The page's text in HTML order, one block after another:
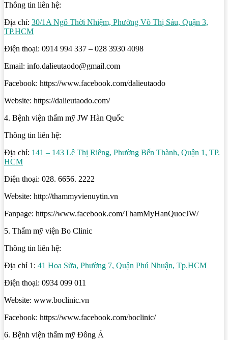
Thông tin liên hệ:
Địa chỉ: 30/1A Ngô Thời Nhiệm, Phường Võ Thị Sáu, Quận 3,
TP.HCM
Điện thoại: 0914 994 337 – 028 3930 4098
Email: info.dalieutaodo@gmail.com
Facebook: https://www.facebook.com/dalieutaodo
Website: https://dalieutaodo.com/
4. Bệnh viện thẩm mỹ JW Hàn Quốc
Thông tin liên hệ:
Địa chỉ: 141 – 143 Lê Thị Riêng, Phường Bến Thành, Quận 1, TP.
HCM
Điện thoại: 028. 6656. 2222
Website: http://thammyvienuytin.vn
Fanpage: https://www.facebook.com/ThamMyHanQuocJW/
5. Thẩm mỹ viện Bo Clinic
Thông tin liên hệ:
Địa chỉ 1: 41 Hoa Sữa, Phường 7, Quận Phú Nhuận, Tp.HCM
Điện thoại: 0934 099 011
Website: www.boclinic.vn
Facebook: https://www.facebook.com/boclinic/
6. Bệnh viện thẩm mỹ Đông Á